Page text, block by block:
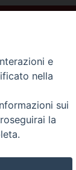
e
nella
sui
la